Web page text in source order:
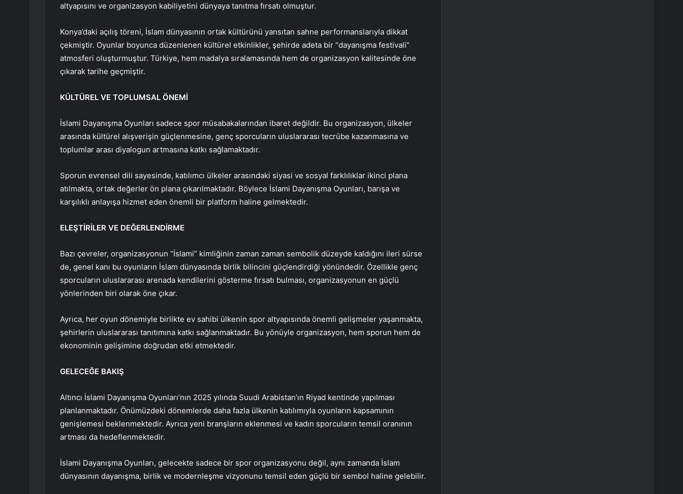
altyapısını ve organizasyon kabiliyetini dünyaya tanıtma fırsatı olmuştur.
Konya’daki açılış töreni, İslam dünyasının ortak kültürünü yansıtan sahne performanslarıyla dikkat
çekmiştir. Oyunlar boyunca düzenlenen kültürel etkinlikler, şehirde adeta bir “dayanışma festivali”
atmosferi oluşturmuştur. Türkiye, hem madalya sıralamasında hem de organizasyon kalitesinde öne
çıkarak tarihe geçmiştir.
KÜLTÜREL VE TOPLUMSAL ÖNEMİ
İslami Dayanışma Oyunları sadece spor müsabakalarından ibaret değildir. Bu organizasyon, ülkeler
arasında kültürel alışverişin güçlenmesine, genç sporcuların uluslararası tecrübe kazanmasına ve
toplumlar arası diyalogun artmasına katkı sağlamaktadır.
Sporun evrensel dili sayesinde, katılımcı ülkeler arasındaki siyasi ve sosyal farklılıklar ikinci plana
atılmakta, ortak değerler ön plana çıkarılmaktadır. Böylece İslami Dayanışma Oyunları, barışa ve
karşılıklı anlayışa hizmet eden önemli bir platform haline gelmektedir.
ELEŞTİRİLER VE DEĞERLENDİRME
Bazı çevreler, organizasyonun “İslami” kimliğinin zaman zaman sembolik düzeyde kaldığını ileri sürse
de, genel kanı bu oyunların İslam dünyasında birlik bilincini güçlendirdiği yönündedir. Özellikle genç
sporcuların uluslararası arenada kendilerini gösterme fırsatı bulması, organizasyonun en güçlü
yönlerinden biri olarak öne çıkar.
Ayrıca, her oyun dönemiyle birlikte ev sahibi ülkenin spor altyapısında önemli gelişmeler yaşanmakta,
şehirlerin uluslararası tanıtımına katkı sağlanmaktadır. Bu yönüyle organizasyon, hem sporun hem de
ekonominin gelişimine doğrudan etki etmektedir.
GELECEĞE BAKIŞ
Altıncı İslami Dayanışma Oyunları’nın 2025 yılında Suudi Arabistan’ın Riyad kentinde yapılması
planlanmaktadır. Önümüzdeki dönemlerde daha fazla ülkenin katılımıyla oyunların kapsamının
genişlemesi beklenmektedir. Ayrıca yeni branşların eklenmesi ve kadın sporcuların temsil oranının
artması da hedeflenmektedir.
İslami Dayanışma Oyunları, gelecekte sadece bir spor organizasyonu değil, aynı zamanda İslam
dünyasının dayanışma, birlik ve modernleşme vizyonunu temsil eden güçlü bir sembol haline gelebilir.